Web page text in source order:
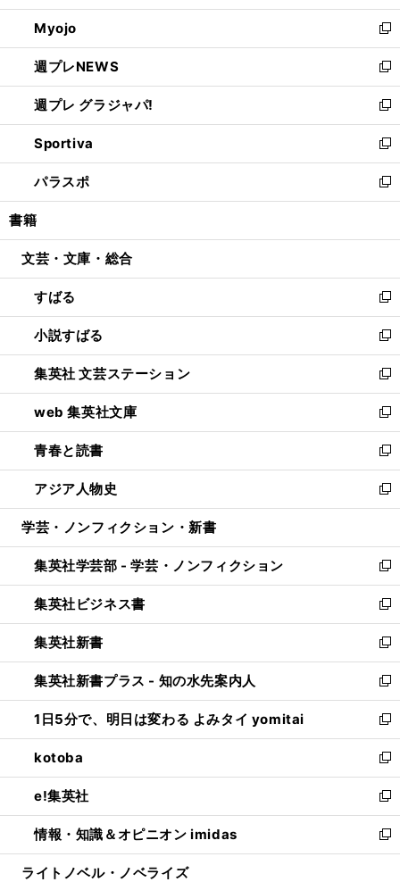
開
く
ウ
で
開
く
ン
ド
ウ
で
開
く
ウ
ィ
ン
ド
ウ
で
開
く
Myojo
新
し
い
ウ
ィ
ン
ド
ウ
で
開
週プレNEWS
新
し
い
ウ
ィ
ン
ド
ウ
開
週プレ グラジャパ!
新
し
い
ウ
ィ
ン
ウ
開
く
Sportiva
新
し
い
ウ
ン
ウ
で
開
く
パラスポ
新
し
ウ
ン
ド
ウ
で
開
く
書籍
文芸・文庫・総合
すばる
新
し
い
ウ
ィ
ン
ド
ウ
で
開
く
小説すばる
新
し
い
ウ
ィ
ン
ド
ウ
で
開
集英社 文芸ステーション
新
し
い
ウ
ィ
ン
ド
ウ
開
く
web 集英社文庫
新
し
い
ウ
ィ
ン
ウ
で
開
く
青春と読書
新
し
い
ウ
ン
ド
ウ
で
開
く
アジア人物史
新
し
ウ
ィ
ン
ド
ウ
で
開
く
学芸・ノンフィクション・新書
集英社学芸部 - 学芸・ノンフィクション
新
し
い
ウ
ィ
ン
ド
ウ
で
開
く
集英社ビジネス書
新
し
い
ウ
ィ
ン
ド
ウ
で
開
く
集英社新書
新
し
い
ウ
ィ
ン
ド
ウ
で
開
く
集英社新書プラス - 知の水先案内人
新
し
い
ウ
ィ
ン
ド
ウ
で
開
1日5分で、明日は変わる よみタイ yomitai
新
し
い
ウ
ィ
ン
ド
ウ
kotoba
新
し
い
ウ
ィ
ン
e!集英社
新
し
い
ウ
情報・知識＆オピニオン imidas
新
し
ライトノベル・ノベライズ